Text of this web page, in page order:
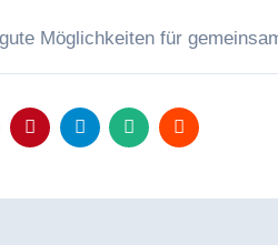
Möglichkeiten für